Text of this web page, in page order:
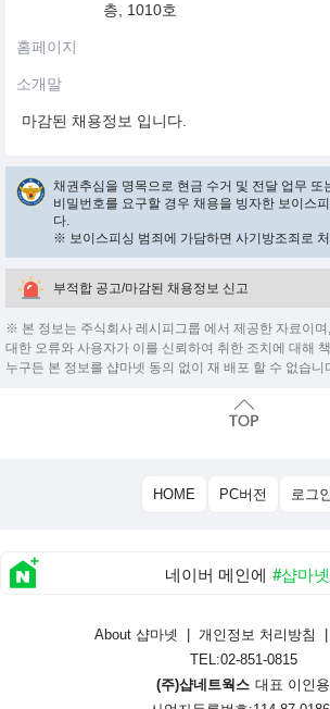
층, 1010호
홈페이지
소개말
마감된 채용정보 입니다.
채권추심을 명목으로 현금 수거 및 전달 업무 또
비밀번호를 요구할 경우 채용을 빙자한 보이스
다.
※ 보이스피싱 범죄에 가담하면 사기방조죄로
부적합 공고/마감된 채용정보 신고
※ 본 정보는 주식회사 레시피그룹 에서 제공한 자료이며
대한 오류와 사용자가 이를 신뢰하여 취한 조치에 대해
누구든 본 정보를 샵마넷 동의 없이 재 배포 할 수 없습니
HOME PC버전 로그인
네이버 메인에 #샵마넷
About 샵마넷 개인정보 처리방침
TEL:02-851-0815
(주)샵네트웍스 대표 이인용